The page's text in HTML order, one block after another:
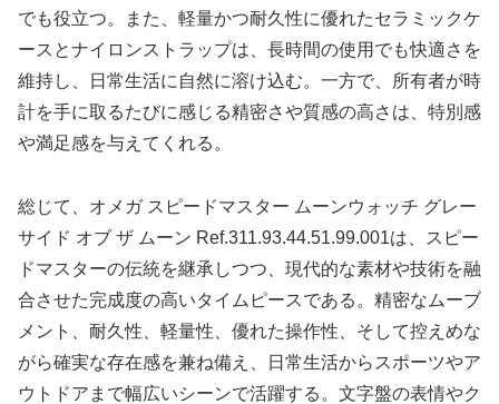
でも役立つ。また、軽量かつ耐久性に優れたセラミックケ
ースとナイロンストラップは、長時間の使用でも快適さを
維持し、日常生活に自然に溶け込む。一方で、所有者が時
計を手に取るたびに感じる精密さや質感の高さは、特別感
や満足感を与えてくれる。
総じて、オメガ スピードマスター ムーンウォッチ グレー
サイド オブ ザ ムーン Ref.311.93.44.51.99.001は、スピー
ドマスターの伝統を継承しつつ、現代的な素材や技術を融
合させた完成度の高いタイムピースである。精密なムーブ
メント、耐久性、軽量性、優れた操作性、そして控えめな
がら確実な存在感を兼ね備え、日常生活からスポーツやア
ウトドアまで幅広いシーンで活躍する。文字盤の表情やク